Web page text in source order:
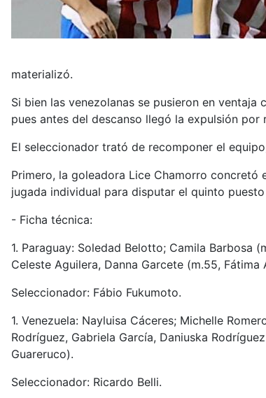
materializó.
Si bien las venezolanas se pusieron en
pues antes del descanso llegó la expulsión por
El seleccionador trató de recomponer el
Primero, la goleadora Lice Chamorro concretó
jugada individual para disputar el quinto
- Ficha técnica:
1. Paraguay: Soledad Belotto; Camila Barbosa
Celeste Aguilera, Danna Garcete (m.55,
Seleccionador: Fábio Fukumoto.
1. Venezuela: Nayluisa Cáceres; Michelle
Rodríguez, Gabriela García, Daniuska
Guareruco).
Seleccionador: Ricardo Belli.